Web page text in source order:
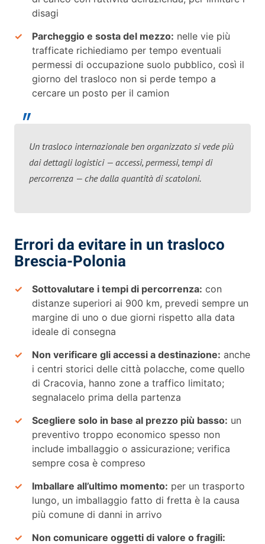
disagi
Parcheggio e sosta del mezzo: nelle vie più
trafficate richiediamo per tempo eventuali
permessi di occupazione suolo pubblico, così il
giorno del trasloco non si perde tempo a
cercare un posto per il camion
Un trasloco internazionale ben organizzato si vede più
dai dettagli logistici — accessi, permessi, tempi di
percorrenza — che dalla quantità di scatoloni.
Errori da evitare in un trasloco
Brescia-Polonia
Sottovalutare i tempi di percorrenza: con
distanze superiori ai 900 km, prevedi sempre un
margine di uno o due giorni rispetto alla data
ideale di consegna
Non verificare gli accessi a destinazione: anche
i centri storici delle città polacche, come quello
di Cracovia, hanno zone a traffico limitato;
segnalacelo prima della partenza
Scegliere solo in base al prezzo più basso: un
preventivo troppo economico spesso non
include imballaggio o assicurazione; verifica
sempre cosa è compreso
Imballare all’ultimo momento: per un trasporto
lungo, un imballaggio fatto di fretta è la causa
più comune di danni in arrivo
Non comunicare oggetti di valore o fragili: